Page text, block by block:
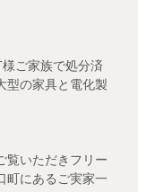
ご家族で処分済
型の家具と電化製
覧いただきフリー
町にあるご実家一